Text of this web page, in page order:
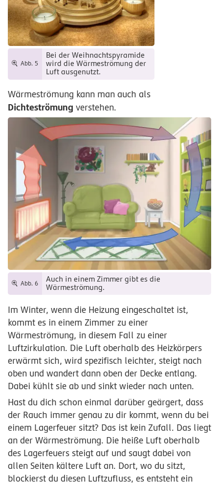
Abb. 5
Bei der Weihnachtspyramide
wird die Wärmeströmung der
Luft ausgenutzt.
Wärmeströmung kann man auch als
Dichteströmung verstehen.
Abb. 6
Auch in einem Zimmer gibt es die
Wärmeströmung.
Im Winter, wenn die Heizung eingeschaltet ist,
kommt es in einem Zimmer zu einer
Wärmeströmung, in diesem Fall zu einer
Luftzirkulation. Die Luft oberhalb des Heizkörpers
erwärmt sich, wird spezifisch leichter, steigt nach
oben und wandert dann oben der Decke entlang.
Dabei kühlt sie ab und sinkt wieder nach unten.
Hast du dich schon einmal darüber geärgert, dass
der Rauch immer genau zu dir kommt, wenn du bei
einem Lagerfeuer sitzt? Das ist kein Zufall. Das liegt
an der Wärmeströmung. Die heiße Luft oberhalb
des Lagerfeuers steigt auf und saugt dabei von
allen Seiten kältere Luft an. Dort, wo du sitzt,
blockierst du diesen Luftzufluss, es entsteht ein